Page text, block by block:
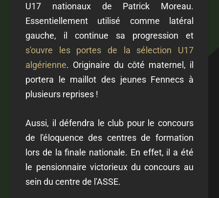
U17 nationaux de Patrick Moreau.
Essentiellement utilisé comme latéral
gauche, il continue sa progression et
s'ouvre les portes de la sélection U17
algérienne. Originaire du côté maternel, il
portera le maillot des jeunes Fennecs à
plusieurs reprises !
Aussi, il défendra le club pour le concours
de l'éloquence des centres de formation
lors de la finale nationale. En effet, il a été
le pensionnaire victorieux du concours au
sein du centre de l'ASSE.